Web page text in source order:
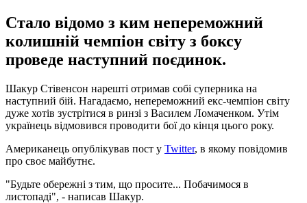
Стало відомо з ким непереможний
колишній чемпіон світу з боксу
проведе наступний поєдинок.
Шакур Стівенсон нарешті отримав собі суперника на
наступний бій. Нагадаємо, непереможний екс-чемпіон світу
дуже хотів зустрітися в ринзі з Василем Ломаченком. Утім
українець відмовився проводити бої до кінця цього року.
Американець опублікував пост у Twitter, в якому повідомив
про своє майбутнє.
"Будьте обережні з тим, що просите... Побачимося в
листопаді", - написав Шакур.